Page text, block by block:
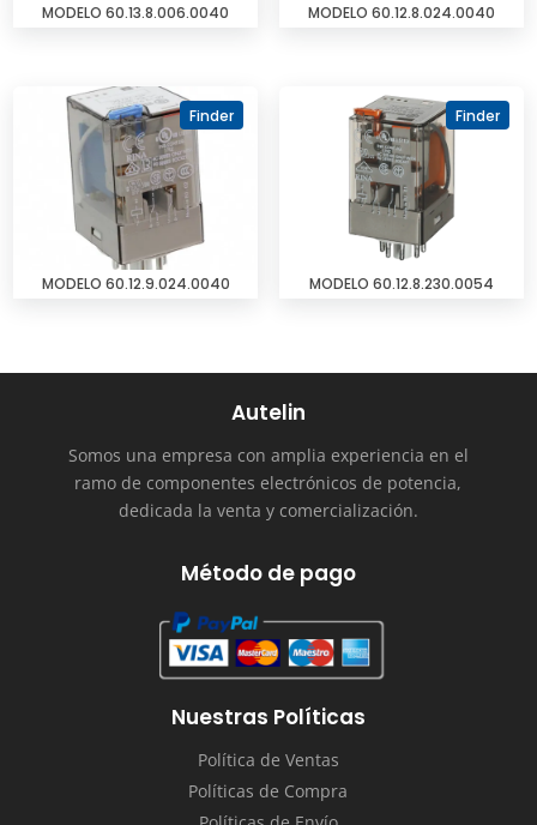
MODELO 60.13.8.006.0040 MODELO 60.12.8.024.0040
Finder
MODELO 60.12.9.024.0040
Finder
MODELO 60.12.8.230.0054
Autelin
Somos una empresa con amplia experiencia en el
ramo de componentes electrónicos de potencia,
dedicada la venta y comercialización.
Método de pago
Nuestras Políticas
Política de Ventas
Políticas de Compra